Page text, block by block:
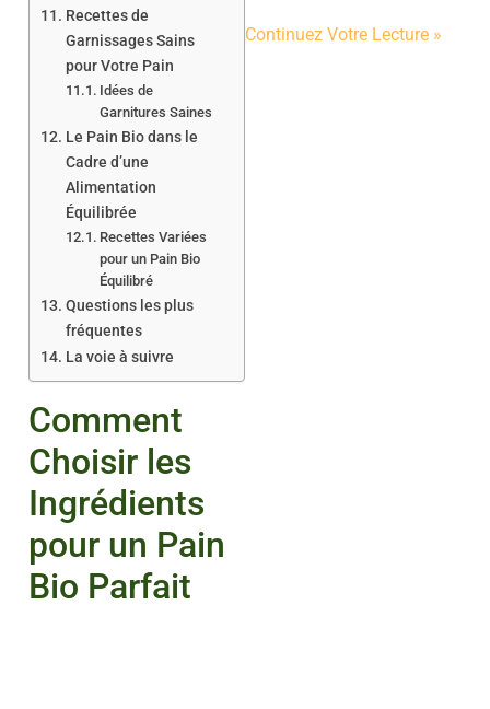
Recettes de
Garnissages Sains
pour Votre Pain
Idées de
Garnitures Saines
Le Pain Bio dans le
Cadre d’une
Alimentation
Équilibrée
Recettes Variées
pour un Pain Bio
Équilibré
Questions les plus
fréquentes
La voie à suivre
Comment
Choisir les
Ingrédients
pour un Pain
Bio Parfait
Continuez Votre Lecture »